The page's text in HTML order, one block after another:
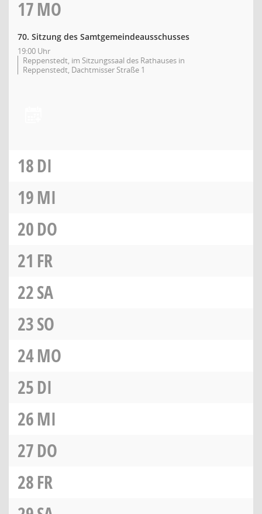
17MO
70. Sitzung des Samtgemeindeausschusses
19:00 Uhr
Reppenstedt, im Sitzungssaal des Rathauses in
Reppenstedt, Dachtmisser Straße 1
18DI
19MI
20DO
21 FR
22SA
23SO
24MO
25DI
26MI
27DO
28FR